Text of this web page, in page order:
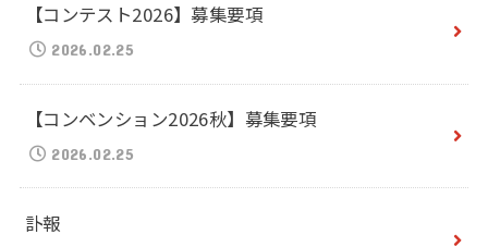
【コンテスト2026】募集要項
2026.02.25
【コンベンション2026秋】募集要項
2026.02.25
訃報